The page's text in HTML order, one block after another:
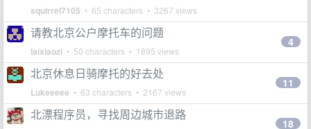
squirrel7105 • 65 characters • 3267 views
请教北京公户摩托车的问题
laixiaozi • 50 characters • 1895 views
4
北京休息日骑摩托的好去处
Lukeeeee • 63 characters • 2167 views
11
北漂程序员，寻找周边城市退路
18